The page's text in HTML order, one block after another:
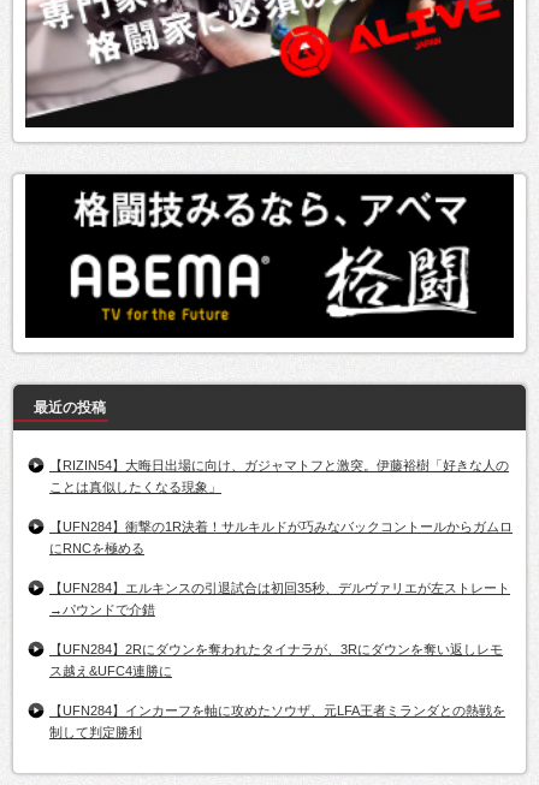
最近の投稿
【RIZIN54】大晦日出場に向け、ガジャマトフと激突。伊藤裕樹「好きな人の
ことは真似したくなる現象」
【UFN284】衝撃の1R決着！サルキルドが巧みなバックコントールからガムロ
にRNCを極める
【UFN284】エルキンスの引退試合は初回35秒、デルヴァリエが左ストレート
→パウンドで介錯
【UFN284】2Rにダウンを奪われたタイナラが、3Rにダウンを奪い返しレモ
ス越え&UFC4連勝に
【UFN284】インカーフを軸に攻めたソウザ、元LFA王者ミランダとの熱戦を
制して判定勝利